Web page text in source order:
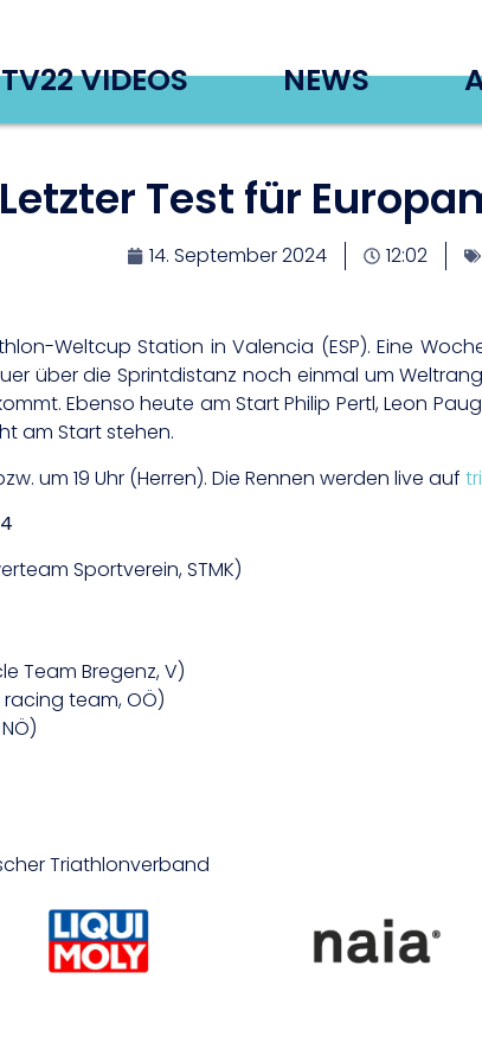
TV22 VIDEOS NEWS
Letzter Test für
14. September 2024 12:02
Weltcup Station in Valencia (ESP). Eine
über die Sprintdistanz noch einmal um
Ebenso heute am Start Philip Pertl, Leon
am Start stehen.
um 19 Uhr (Herren). Die Rennen werden live auf
Sportverein, STMK)
Team Bregenz, V)
team, OÖ)
Triathlonverband